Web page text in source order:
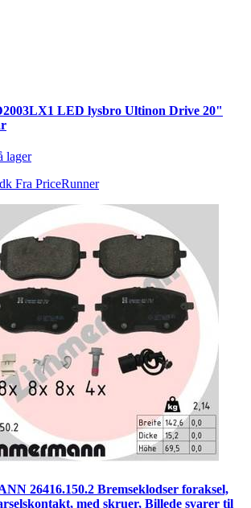
LED lysbro Ultinon Drive 20"
lager
Fra PriceRunner
26416.150.2 Bremseklodser foraksel,
med skruer, Billede svarer til